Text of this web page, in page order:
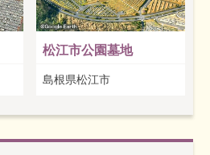
松江市公園墓地
島根県松江市